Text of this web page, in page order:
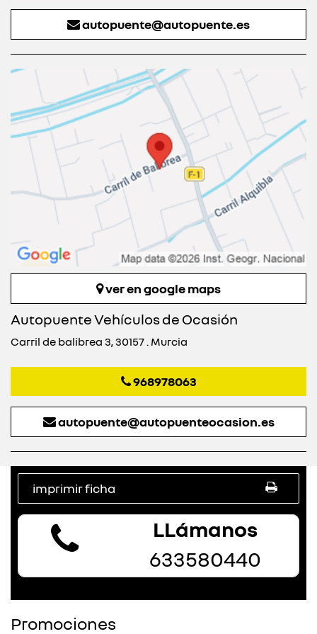
autopuente@autopuente.es
ver en google maps
Autopuente Vehículos de Ocasión
Carril de balibrea 3, 30157 . Murcia
968978063
autopuente@autopuenteocasion.es
imprimir ficha
LLámanos
633580440
Promociones